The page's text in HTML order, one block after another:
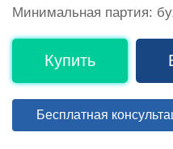
Минимальная партия:
Купить
Бесплатная